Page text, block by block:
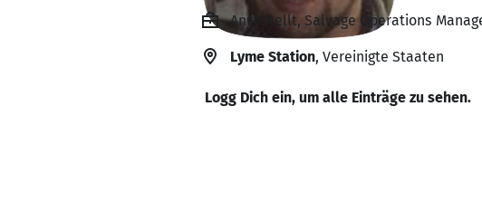
Angestellt, Salvage Operations
Lyme Station, Vereinigte Staaten
Logg Dich ein, um alle Einträge zu sehen.